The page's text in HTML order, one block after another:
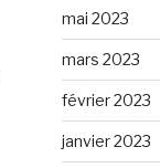
mai 2023
mars 2023
février 2023
janvier 2023